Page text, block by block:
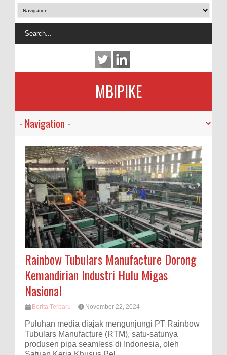
MBIPIKE
Rainbow Tubulars Manufacture Dorong
Kemandirian Industri Hulu Migas
Nasional
Berita Terbaru November 22, 2024
Puluhan media diajak mengunjungi PT Rainbow
Tubulars Manufacture (RTM), satu-satunya
produsen pipa seamless di Indonesia, oleh